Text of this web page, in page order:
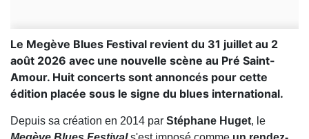
Le Megève Blues Festival revient du 31 juillet au 2
août 2026 avec une nouvelle scène au Pré Saint-
Amour. Huit concerts sont annoncés pour cette
édition placée sous le signe du blues international.
Depuis sa création en 2014 par Stéphane Huget, le